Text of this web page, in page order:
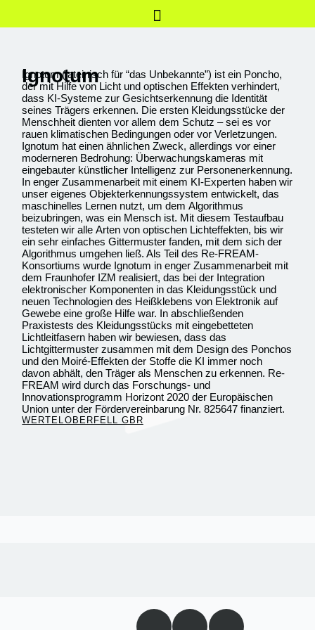
Ignotum
Ignotum (lateinisch für “das Unbekannte”) ist ein Poncho,
der mit Hilfe von Licht und optischen Effekten verhindert,
dass KI-Systeme zur Gesichtserkennung die Identität
seines Trägers erkennen. Die ersten Kleidungsstücke der
Menschheit dienten vor allem dem Schutz – sei es vor
rauen klimatischen Bedingungen oder vor Verletzungen.
Ignotum hat einen ähnlichen Zweck, allerdings vor einer
moderneren Bedrohung: Überwachungskameras mit
eingebauter künstlicher Intelligenz zur Personenerkennung.
In enger Zusammenarbeit mit einem KI-Experten haben wir
unser eigenes Objekterkennungssystem entwickelt, das
maschinelles Lernen nutzt, um dem Algorithmus
beizubringen, was ein Mensch ist. Mit diesem Testaufbau
testeten wir alle Arten von optischen Lichteffekten, bis wir
ein sehr einfaches Gittermuster fanden, mit dem sich der
Algorithmus umgehen ließ. Als Teil des Re-FREAM-
Konsortiums wurde Ignotum in enger Zusammenarbeit mit
dem Fraunhofer IZM realisiert, das bei der Integration
elektronischer Komponenten in das Kleidungsstück und
neuen Technologien des Heißklebens von Elektronik auf
Gewebe eine große Hilfe war. In abschließenden
Praxistests des Kleidungsstücks mit eingebetteten
Lichtleitfasern haben wir bewiesen, dass das
Lichtgittermuster zusammen mit dem Design des Ponchos
und den Moiré-Effekten der Stoffe die KI immer noch
davon abhält, den Träger als Menschen zu erkennen. Re-
FREAM wird durch das Forschungs- und
Innovationsprogramm Horizont 2020 der Europäischen
Union unter der Fördervereinbarung Nr. 825647 finanziert.
WERTELOBERFELL GBR